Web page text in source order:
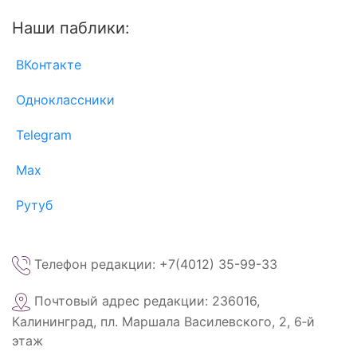
Наши паблики:
ВКонтакте
Одноклассники
Telegram
Max
Рутуб
Телефон редакции: +7(4012) 35-99-33
Почтовый адрес редакции: 236016,
Калининград, пл. Маршала Василевского, 2, 6‑й
этаж